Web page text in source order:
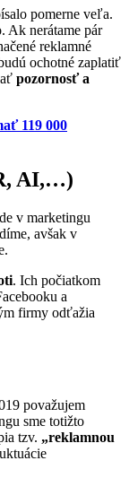
pomerne veľa.
Ak nerátame pár
reklamné
ochotné zaplatiť
pozornosť a
119 000
AI,…)
v marketingu
avšak v
. Ich počiatkom
a
firmy odťažia
považujem
sme totižto
tzv. „reklamnou